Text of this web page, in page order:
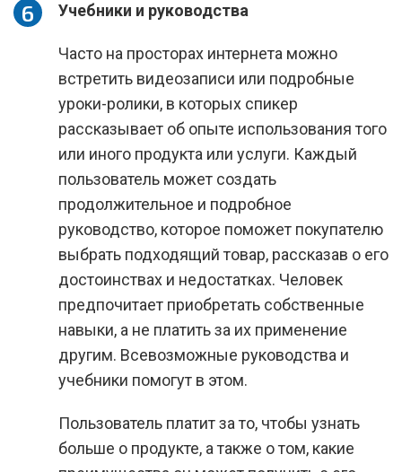
Учебники и руководства
Часто на просторах интернета можно
встретить видеозаписи или подробные
уроки-ролики, в которых спикер
рассказывает об опыте использования того
или иного продукта или услуги. Каждый
пользователь может создать
продолжительное и подробное
руководство, которое поможет покупателю
выбрать подходящий товар, рассказав о его
достоинствах и недостатках. Человек
предпочитает приобретать собственные
навыки, а не платить за их применение
другим. Всевозможные руководства и
учебники помогут в этом.
Пользователь платит за то, чтобы узнать
больше о продукте, а также о том, какие